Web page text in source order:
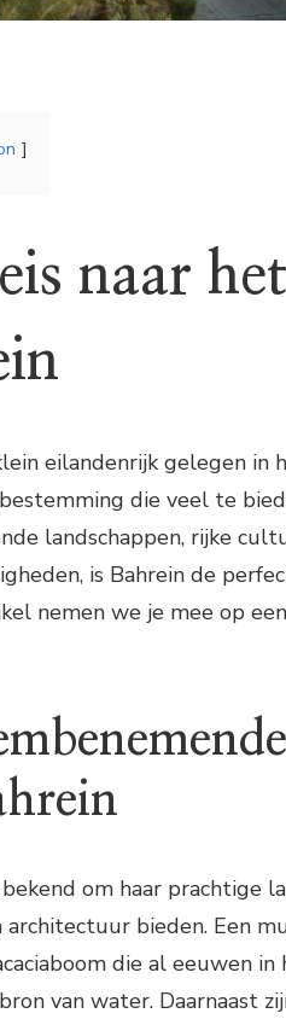
naar
eilandenrijk gelegen in
die veel te
landschappen, rijke
is Bahrein de
nemen we je mee op
om haar prachtige
architectuur bieden. Een
die al eeuwen
van water. Daarnaast